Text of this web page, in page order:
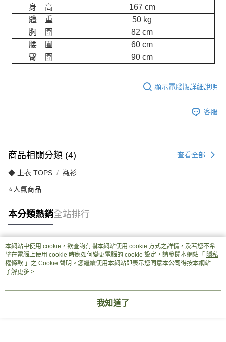
身 高
167 cm
體 重
50 kg
胸 圍
82 cm
腰 圍
60 cm
臀 圍
90 cm
顯示電腦版詳細說明
客服
商品相關分類 (4) 查看全部
◆ 上衣 TOPS 襯衫
⭐人氣商品
本分類熱銷全站排行
熱門標籤
本網站中使用 cookie，欲查詢有關本網站使用 cookie 方式之詳情，及若您不希
望在電腦上使用 cookie 時應如何變更電腦的 cookie 設定，請參閱本網站「 隱私
權條款 」之 Cookie 聲明。您繼續使用本網站即表示您同意本公司得按本網站使
用條款之 Cookie 聲明使用 cookie。
了解更多 >
我知道了